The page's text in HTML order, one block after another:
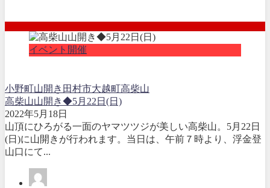
イベント開催
小野町山開き 田村市大越町高柴山
高柴山山開き◆5月22日(日)
2022年5月18日
山頂にひろがる一面のヤマツツジが美しい高柴山。5月22日
(日)に山開きが行われます。当日は、午前７時より、浮金登
山口にて...